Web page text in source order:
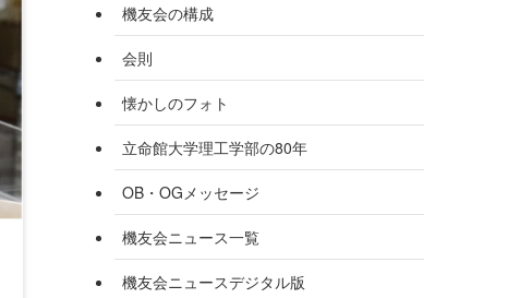
機友会の構成
会則
懐かしのフォト
立命館大学理工学部の80年
OB・OGメッセージ
機友会ニュース一覧
機友会ニュースデジタル版